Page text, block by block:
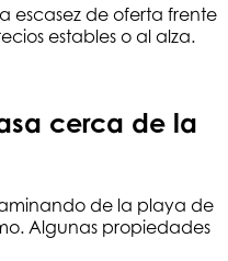
escasez de oferta frente
estables o al alza.
cerca de la
de la playa de
Algunas propiedades